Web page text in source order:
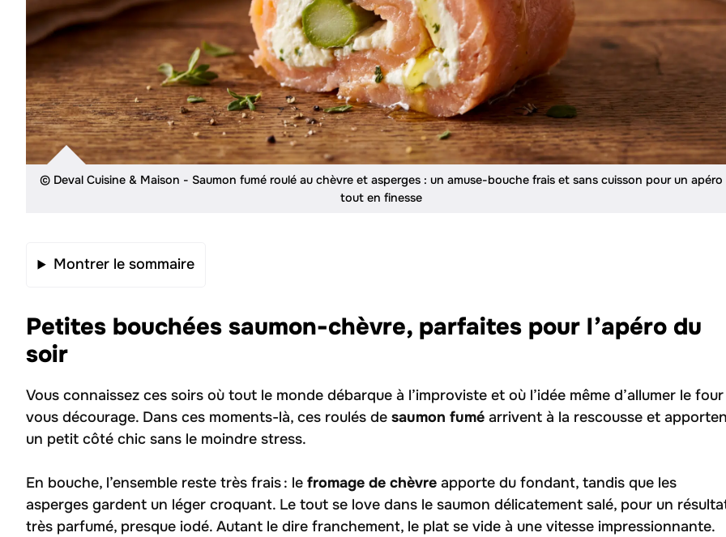
© Deval Cuisine & Maison - Saumon fumé roulé au chèvre et asperges : un amuse-bouche frais et sans cuisson pour un apéro
tout en finesse
Montrer le sommaire
Petites bouchées saumon-chèvre, parfaites pour l’apéro du
soir
Vous connaissez ces soirs où tout le monde débarque à l’improviste et où l’idée même d’allumer le four
vous décourage. Dans ces moments-là, ces roulés de saumon fumé arrivent à la rescousse et
un petit côté chic sans le moindre stress.
En bouche, l’ensemble reste très frais : le fromage de chèvre apporte du fondant, tandis que les
asperges gardent un léger croquant. Le tout se love dans le saumon délicatement salé, pour un
très parfumé, presque iodé. Autant le dire franchement, le plat se vide à une vitesse impressionnante.